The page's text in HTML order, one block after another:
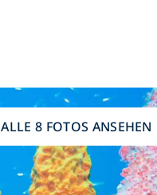
ALLE 8 FOTOS ANSEHEN